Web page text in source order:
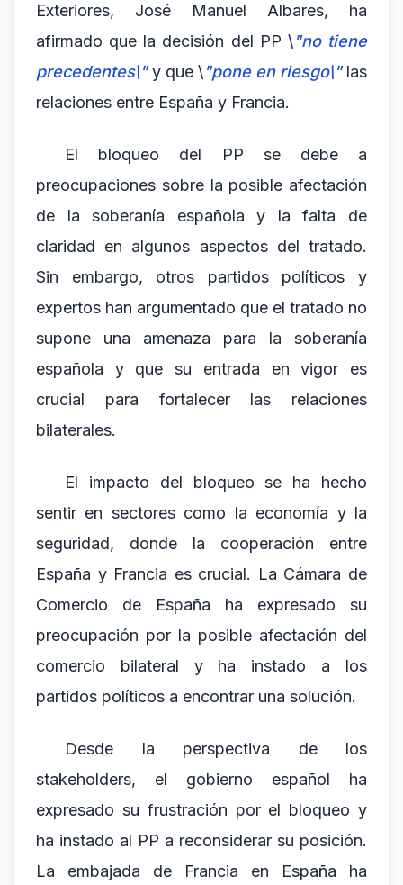
Exteriores, José Manuel Albares, ha
afirmado que la decisión del PP \"no tiene
precedentes\"y que \"pone en riesgo\"las
relaciones entre España y Francia.
El bloqueo del PP se debe a
preocupaciones sobre la posible afectación
de la soberanía española y la falta de
claridad en algunos aspectos del tratado.
Sin embargo, otros partidos políticos y
expertos han argumentado que el tratado no
supone una amenaza para la soberanía
española y que su entrada en vigor es
crucial para fortalecer las relaciones
bilaterales.
El impacto del bloqueo se ha hecho
sentir en sectores como la economía y la
seguridad, donde la cooperación entre
España y Francia es crucial. La Cámara de
Comercio de España ha expresado su
preocupación por la posible afectación del
comercio bilateral y ha instado a los
partidos políticos a encontrar una solución.
Desde la perspectiva de los
stakeholders, el gobierno español ha
expresado su frustración por el bloqueo y
ha instado al PP a reconsiderar su posición.
La embajada de Francia en España ha